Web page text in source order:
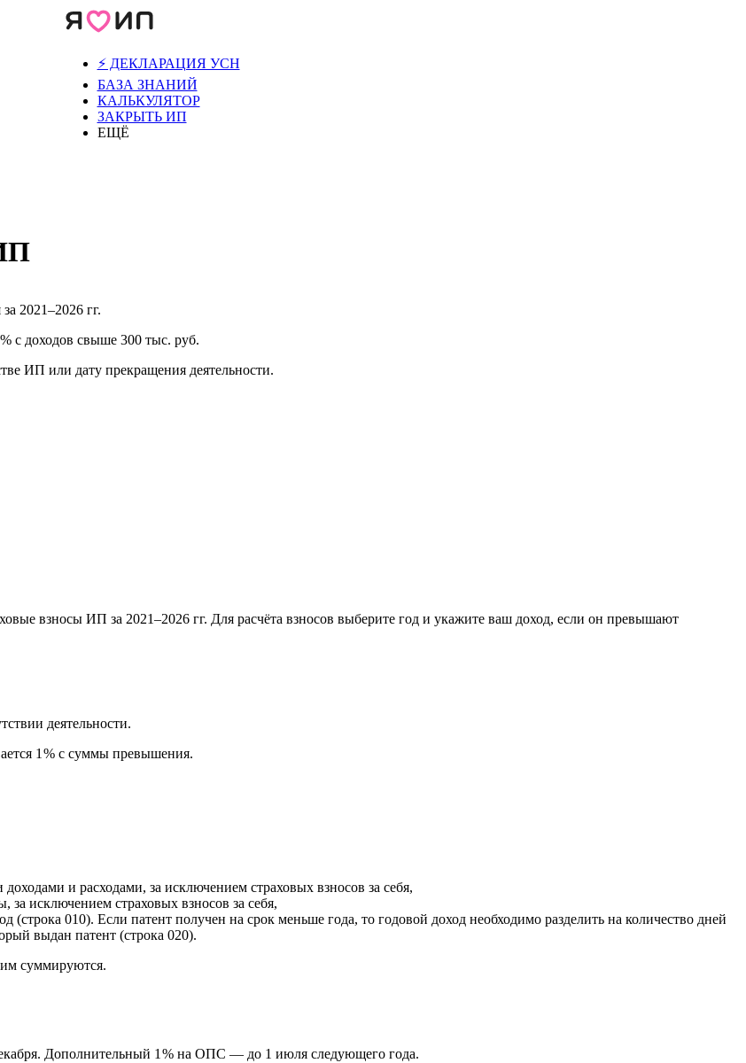
⚡️ ДЕКЛАРАЦИЯ УСН
БАЗА ЗНАНИЙ
КАЛЬКУЛЯТОР
ЗАКРЫТЬ ИП
ЕЩЁ
2021–2026 гг.
с доходов свыше 300 тыс. руб.
ИП или дату прекращения деятельности.
взносы ИП за 2021–2026 гг. Для расчёта взносов выберите год и укажите ваш доход, если он превышают
деятельности.
1 % с суммы превышения.
и расходами, за исключением страховых взносов за себя,
исключением страховых взносов за себя,
010). Если патент получен на срок меньше года, то годовой доход необходимо разделить на количество дней
выдан патент (строка 020).
суммируются.
Дополнительный 1 % на ОПС — до 1 июля следующего года.